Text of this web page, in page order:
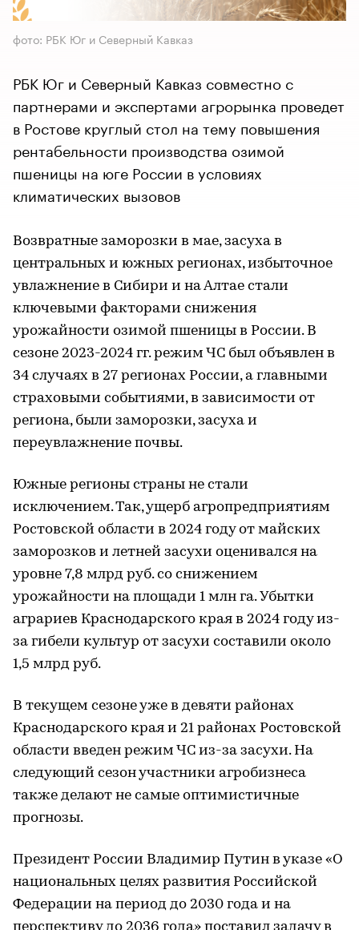
фото: РБК Юг и Северный Кавказ
РБК Юг и Северный Кавказ совместно с
партнерами и экспертами агрорынка проведет
в Ростове круглый стол на тему повышения
рентабельности производства озимой
пшеницы на юге России в условиях
климатических вызовов
Возвратные заморозки в мае, засуха в
центральных и южных регионах, избыточное
увлажнение в Сибири и на Алтае стали
ключевыми факторами снижения
урожайности озимой пшеницы в России. В
сезоне 2023-2024 гг. режим ЧС был объявлен в
34 случаях в 27 регионах России, а главными
страховыми событиями, в зависимости от
региона, были заморозки, засуха и
переувлажнение почвы.
Южные регионы страны не стали
исключением. Так, ущерб агропредприятиям
Ростовской области в 2024 году от майских
заморозков и летней засухи оценивался на
уровне 7,8 млрд руб. со снижением
урожайности на площади 1 млн га. Убытки
аграриев Краснодарского края в 2024 году из-
за гибели культур от засухи составили около
1,5 млрд руб.
В текущем сезоне уже в девяти районах
Краснодарского края и 21 районах Ростовской
области введен режим ЧС из-за засухи. На
следующий сезон участники агробизнеса
также делают не самые оптимистичные
прогнозы.
Президент России Владимир Путин в указе «О
национальных целях развития Российской
Федерации на период до 2030 года и на